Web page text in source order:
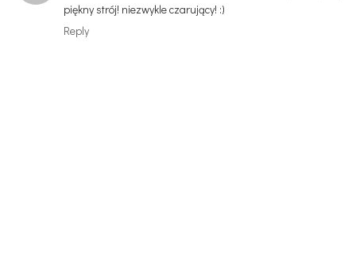
piękny strój! niezwykle czarujący! :)
Reply